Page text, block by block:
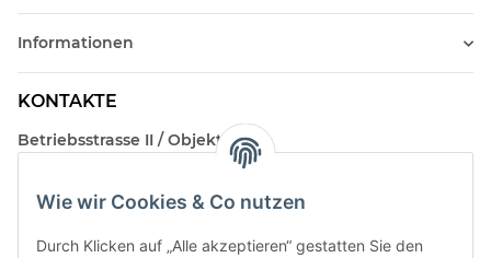
Wie wir Cookies & Co nutzen
Durch Klicken auf „Alle akzeptieren“ gestatten Sie den
Informationen
KONTAKTE
Betriebsstrasse II / Objekt 17
Kontakt